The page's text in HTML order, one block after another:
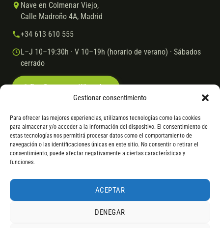
Gestionar consentimiento
Para ofrecer las mejores experiencias, utilizamos tecnologías como las cookies
para almacenar y/o acceder a la información del dispositivo. El consentimiento de
estas tecnologías nos permitirá procesar datos como el comportamiento de
navegación o las identificaciones únicas en este sitio. No consentir o retirar el
consentimiento, puede afectar negativamente a ciertas características y
funciones.
ACEPTAR
DENEGAR
Nave en Colmenar Viejo,
Calle Madroño 4A, Madrid
+34 613 610 555
L–J 10–19:30h · V 10–19h (horario de verano) · Sábados
cerrado
© 2026 Ebike.esAviso legal Política de cookies
VISA Mastercard Transferencia Cofidis
Gasto de apertura: 4% hasta 18 meses y 7% a 24 meses. Consulta
* Los modelos con entrega inmediata se envían 24 h laborables tras el